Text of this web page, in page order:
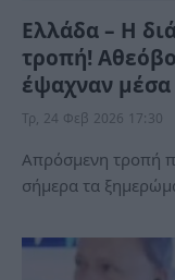
Ελλάδα – Η
τροπή!
έψαχναν
Τρ, 24 Φεβ 2026 17:30
Απρόσμενη τροπή
σήμερα τα